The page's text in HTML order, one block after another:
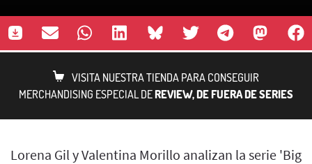
VISITA NUESTRA TIENDA PARA CONSEGUIR
MERCHANDISING ESPECIAL DEREVIEW, DE FUERA DE SERIES
Lorena Gil y Valentina Morillo analizan la serie 'Big